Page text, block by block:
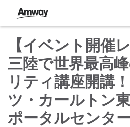
【イベント開催
三陸で世界最高
リティ講座開講
ツ・カールトン
ポータルセンタ